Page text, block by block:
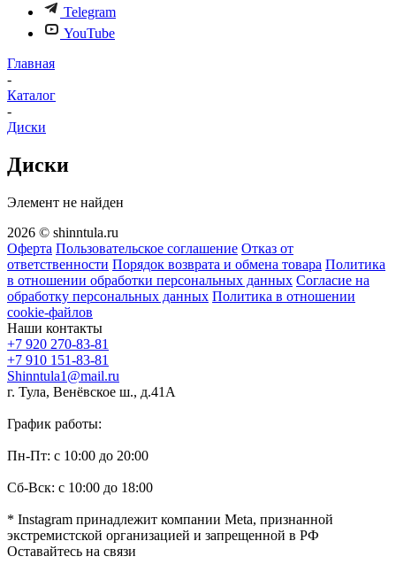
Telegram
YouTube
Главная
-
Каталог
-
Диски
Диски
Элемент не найден
2026 © shinntula.ru
Оферта Пользовательское соглашение Отказ от
ответственности Порядок возврата и обмена товара Политика
в отношении обработки персональных данных Согласие на
обработку персональных данных Политика в отношении
cookie-файлов
Наши контакты
+7 920 270-83-81
+7 910 151-83-81
Shinntula1@mail.ru
г. Тула, Венёвское ш., д.41А
График работы:
Пн-Пт: с 10:00 до 20:00
Сб-Вск: с 10:00 до 18:00
* Instagram принадлежит компании Meta, признанной
экстремистской организацией и запрещенной в РФ
Оставайтесь на связи